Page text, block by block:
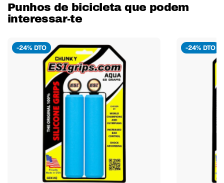
Punhos de bicicleta que podem
interessar-te
-24% DTO -24% DTO